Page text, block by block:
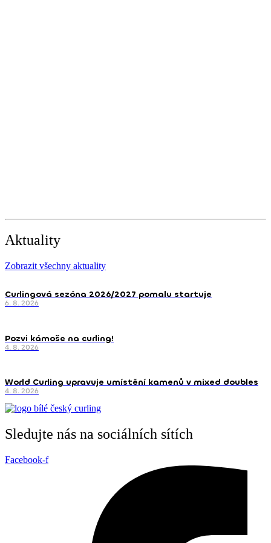
Aktuality
Zobrazit všechny aktuality
Curlingová sezóna 2026/2027 pomalu startuje
6. 8. 2026
Pozvi kámoše na curling!
4. 8. 2026
World Curling upravuje umístění kamenů v mixed doubles
4. 8. 2026
Sledujte nás na sociálních sítích
Facebook-f